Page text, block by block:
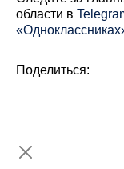
области в
Поделиться: